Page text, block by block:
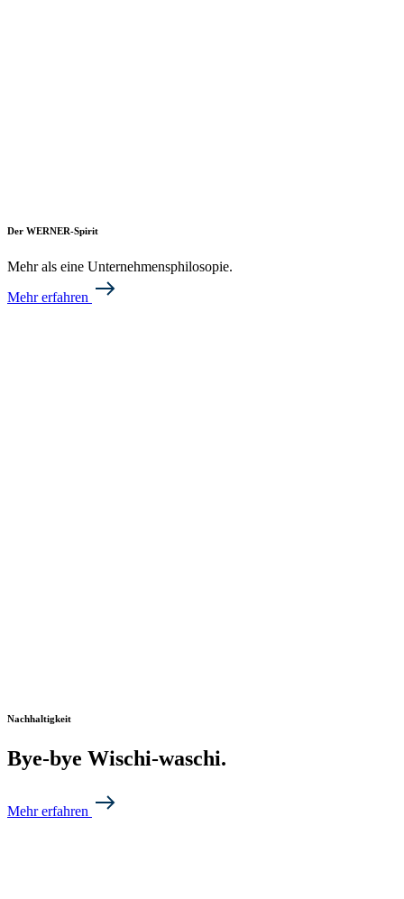
Der WERNER-Spirit
Mehr als eine Unternehmensphilosopie.
Mehr erfahren
Nachhaltigkeit
Bye-bye Wischi-waschi.
Mehr erfahren